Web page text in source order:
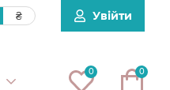
₴ Увійти
0 0